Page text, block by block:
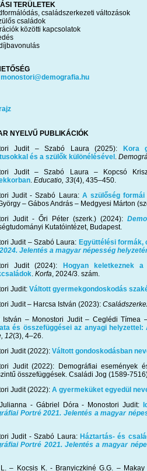
TERÜLETEK
családszerkezeti változások
családok
közötti kapcsolatok
monostori@demografia.hu
NYELVŰ PUBLIKÁCIÓK
Judit – Szabó Laura (2025):
Kora
és a szülők különélésével .
Judit– Szabó Laura –Kopcsó
. Educatio, 33(4), 435–450.
Judit - Szabó Laura: A szülőség formái
– Gábos András – Medgyesi Márton
Judit - Őri Péter (szerk.) (2024):
Kutatóintézet, Budapest.
Judit – Szabó Laura: Együttélési formák,
Jelentés a magyar népesség
Judit (2024):
Hogyan keletkeznek
. Korfa, 2024/3. szám.
Judit: Váltott gyermekgondoskodás
Judit – Harcsa István (2023):
István – Monostori Judit – Ceglédi Tímea
és összefüggései az anyagi
12(3), 4–26.
Judit (2022): Váltott gondoskodásban
Judit (2022): Demográfiai események
összefüggések. Családi Jog (1589-
Judit (2022): A gyermeküket egyedül
- Gábriel Dóra - Monostori Judit:
Portré 2021. Jelentés a magyar
Judit - Szabó Laura: Háztartás- és
Portré 2021. Jelentés a magyar
– Kocsis K. - Branyiczkiné G.G. –